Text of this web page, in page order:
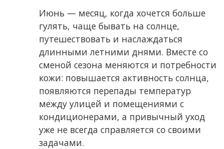
Июнь — месяц, когда хочется больше
гулять, чаще бывать на солнце,
путешествовать и наслаждаться
длинными летними днями. Вместе со
сменой сезона меняются и потребности
кожи: повышается активность солнца,
появляются перепады температур
между улицей и помещениями с
кондиционерами, а привычный уход
уже не всегда справляется со своими
задачами.